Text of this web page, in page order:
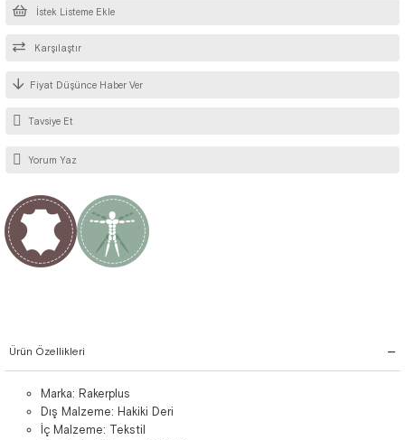
İstek Listeme Ekle
Karşılaştır
Fiyat Düşünce Haber Ver
Tavsiye Et
Yorum Yaz
Ürün Özellikleri
Marka: Rakerplus
Dış Malzeme: Hakiki Deri
İç Malzeme: Tekstil